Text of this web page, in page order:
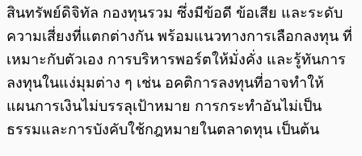
สินทรัพย์ดิจิทัล กองทุนรวม ซึ่งมีข้อดี ข้อเสีย และระดับ
ความเสี่ยงที่แตกต่างกัน พร้อมแนวทางการเลือกลงทุน ที่
เหมาะกับตัวเอง การบริหารพอร์ตให้มั่งคั่ง และรู้ทันการ
ลงทุนในแง่มุมต่าง ๆ เช่น อคติการลงทุนที่อาจทำให้
แผนการเงินไม่บรรลุเป้าหมาย การกระทำอันไม่เป็น
ธรรมและการบังคับใช้กฎหมายในตลาดทุน เป็นต้น